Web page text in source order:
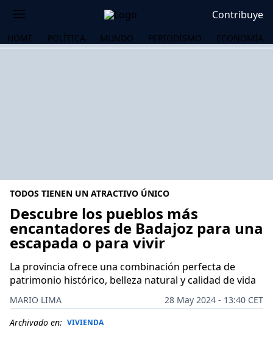
Contribuye
HOME POLÍTICA MUNDO PERIODISMO ECONOMÍA
TODOS TIENEN UN ATRACTIVO ÚNICO
Descubre los pueblos más
encantadores de Badajoz para una
escapada o para vivir
La provincia ofrece una combinación perfecta de
patrimonio histórico, belleza natural y calidad de vida
MARIO LIMA
28 May 2024 - 13:40 CET
Archivado en: VIVIENDA